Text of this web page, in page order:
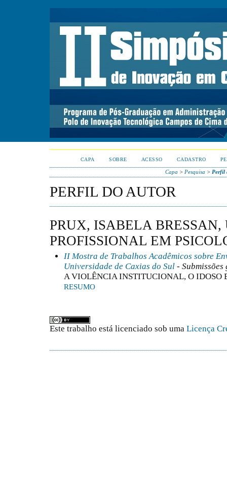
CAPA SOBRE ACESSO CADASTRO
Capa > Pesquisa > Perfil
PERFIL DO AUTOR
PRUX, ISABELA BRESSAN,
PROFISSIONAL EM
II Mostra de Trabalhos Acadêmicos sobre
Universidade de Caxias do Sul - Submissões
A VIOLÊNCIA INSTITUCIONAL, O IDOSO
RESUMO
Este trabalho está licenciado sob uma Licença